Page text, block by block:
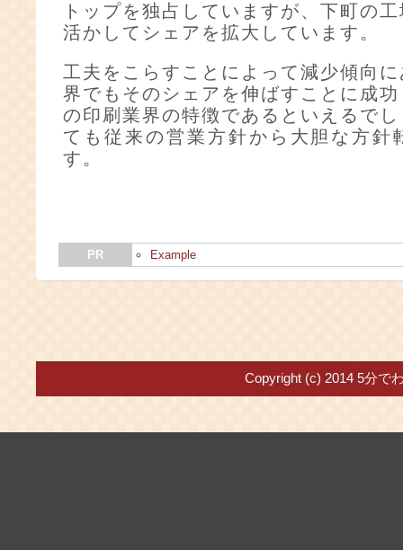
トップを独占していますが、下町の
活かしてシェアを拡大しています。
工夫をこらすことによって減少傾向
界でもそのシェアを伸ばすことに成
の印刷業界の特徴であるといえるで
ても従来の営業方針から大胆な方針
す。
PR Example
Copyright (c) 2014 5分で